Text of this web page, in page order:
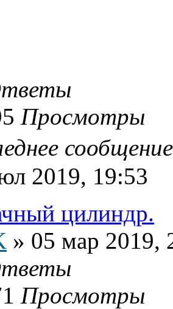
Просмотры
2019, 19:53
цилиндр.
» 05 мар 2019,
Просмотры